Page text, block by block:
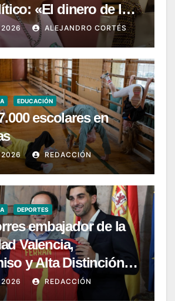
«El dinero de los
es de los
2026 ALEJANDRO CORTÉS
EDUCACIÓN
escolares en
2026 REDACCIÓN
DEPORTES
embajador de la
Valencia,
y Alta Distinción
2026 REDACCIÓN